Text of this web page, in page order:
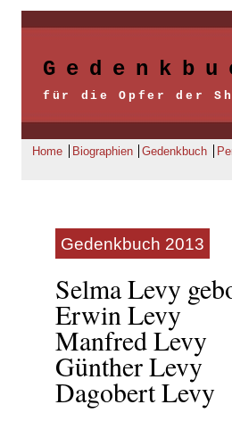
für die Opfer der
Home Biographien Gedenkbuch
Gedenkbuch 2013
Selma Levy
Erwin Levy
Manfred Levy
Günther Levy
Dagobert Levy